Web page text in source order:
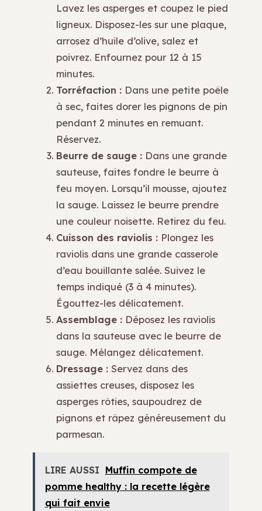
Lavez les asperges et coupez le pied
ligneux. Disposez-les sur une plaque,
arrosez d’huile d’olive, salez et
poivrez. Enfournez pour 12 à 15
minutes.
Torréfaction : Dans une petite poêle
à sec, faites dorer les pignons de pin
pendant 2 minutes en remuant.
Réservez.
Beurre de sauge : Dans une grande
sauteuse, faites fondre le beurre à
feu moyen. Lorsqu’il mousse, ajoutez
la sauge. Laissez le beurre prendre
une couleur noisette. Retirez du feu.
Cuisson des raviolis : Plongez les
raviolis dans une grande casserole
d’eau bouillante salée. Suivez le
temps indiqué (3 à 4 minutes).
Égouttez-les délicatement.
Assemblage : Déposez les raviolis
dans la sauteuse avec le beurre de
sauge. Mélangez délicatement.
Dressage : Servez dans des
assiettes creuses, disposez les
asperges rôties, saupoudrez de
pignons et râpez généreusement du
parmesan.
LIRE AUSSI Muffin compote de
pomme healthy : la recette légère
qui fait envie